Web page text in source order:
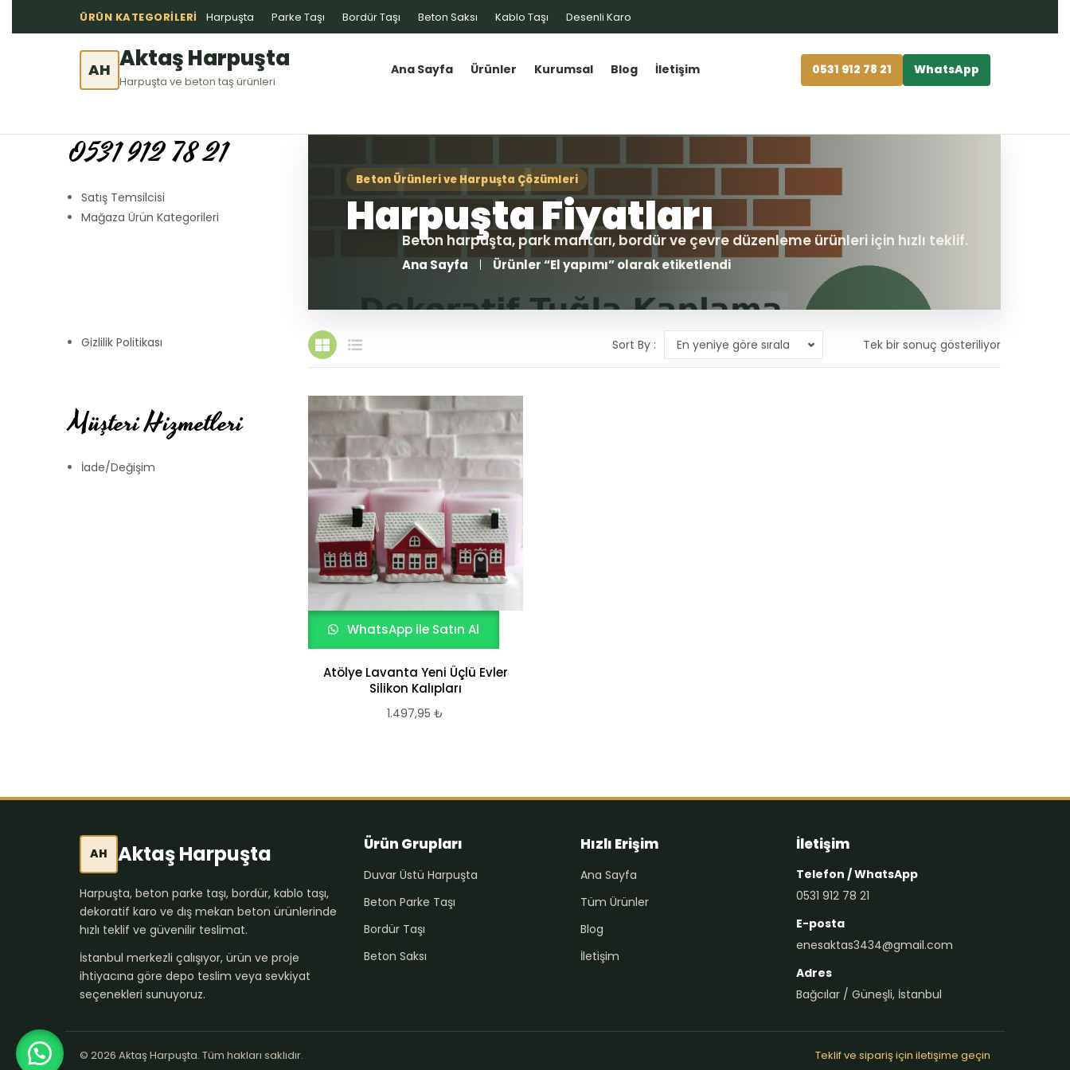
ÜRÜN KATEGORILERI Harpuşta Parke Taşı Bordür Taşı Beton Saksı Kablo Taşı Desenli Karo
AH Aktaş Harpuşta
Harpuşta ve beton taş ürünleri
Ana Sayfa Ürünler Kurumsal Blog İletişim 0531 912 78 21 WhatsApp
0531 912 78 21
Satış Temsilcisi
Mağaza Ürün Kategorileri
Gizlilik Politikası
Müşteri Hizmetleri
İade/Değişim
Ana Sayfa Ürünler “El yapımı” olarak etiketlendi
Tek bir sonuç gösteriliyor
Sort By : En yeniye göre sırala
WhatsApp ile Satın Al
Atölye Lavanta Yeni Üçlü Evler
Silikon Kalıpları
1.497,95₺
AH Aktaş Harpuşta
Harpuşta, beton parke taşı, bordür, kablo taşı,
dekoratif karo ve dış mekan beton ürünlerinde
hızlı teklif ve güvenilir teslimat.
İstanbul merkezli çalışıyor, ürün ve proje
ihtiyacına göre depo teslim veya sevkiyat
seçenekleri sunuyoruz.
Ürün Grupları
Duvar Üstü Harpuşta
Beton Parke Taşı
Bordür Taşı
Beton Saksı
Hızlı Erişim
Ana Sayfa
Tüm Ürünler
Blog
İletişim
İletişim
Telefon / WhatsApp
0531 912 78 21
E-posta
enesaktas3434@gmail.com
Adres
Bağcılar / Güneşli, İstanbul
© 2026 Aktaş Harpuşta. Tüm hakları saklıdır. Teklif ve sipariş için iletişime geçin